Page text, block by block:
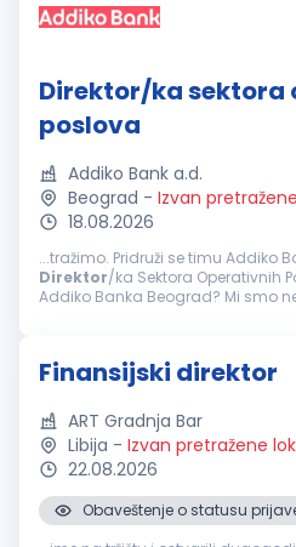
Direktor/ka sektora
poslova
Addiko Bank a.d.
Beograd - Izvan
18.08.2026
...tražimo. Pridruži se timu Addiko
Direktor/ka Sektora Operativnih Poslova
Addiko Banka Beograd? Mi smo
Finansijski direktor
ART Gradnja Bar
Libija - Izvan pretražene
22.08.2026
Obaveštenje o statusu